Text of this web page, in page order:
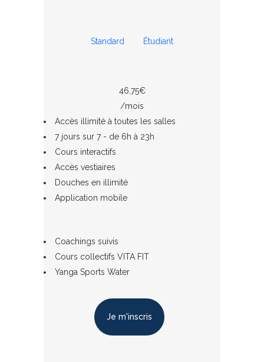
Standard Étudiant
46,75€
/mois
Accès illimité à toutes les salles
7 jours sur 7 - de 6h à 23h
Cours interactifs
Accès vestiaires
Douches en illimité
Application mobile
Coachings suivis
Cours collectifs VITA FIT
Yanga Sports Water
Je m'inscris